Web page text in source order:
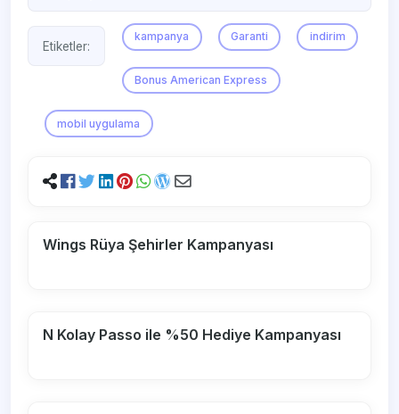
Etiketler:
kampanya Garanti indirim
Bonus American Express
mobil uygulama
Wings Rüya Şehirler Kampanyası
N Kolay Passo ile %50 Hediye Kampanyası